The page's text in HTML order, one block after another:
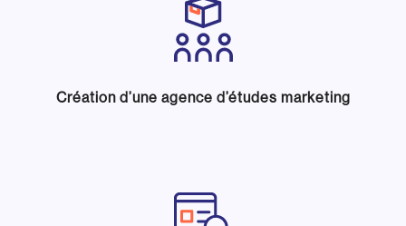
Création d’une agence d’études marketing